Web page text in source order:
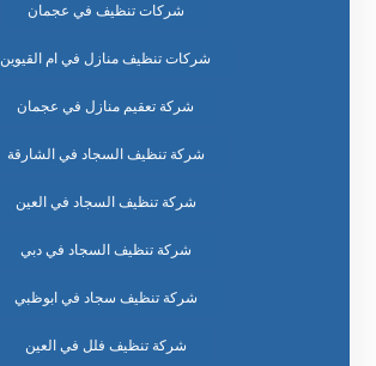
شركات تنظيف في عجمان
شركات تنظيف منازل في ام القيوين
شركة تعقيم منازل في عجمان
شركة تنظيف السجاد في الشارقة
شركة تنظيف السجاد في العين
شركة تنظيف السجاد في دبي
شركة تنظيف سجاد في ابوظبي
شركة تنظيف فلل في العين